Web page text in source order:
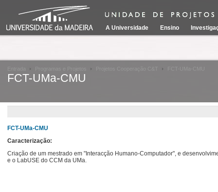
A Universidade Ensino
Entrada Programas e Projetos Projetos Cooperação C&T FCT-UMa-CMU
FCT-UMa-CMU
FCT-UMa-CMU
Caracterização:
Criação de um mestrado em "Interacção Humano-Computador", e
e o LabUSE do CCM da UMa.